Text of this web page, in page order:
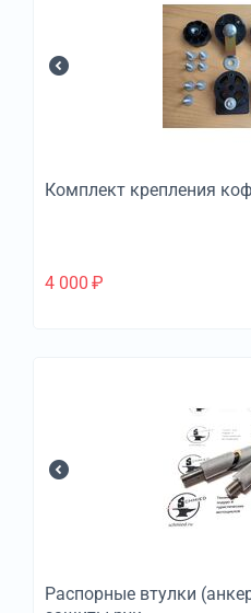
Комплект крепления
4 000 ₽
Распорные втулки